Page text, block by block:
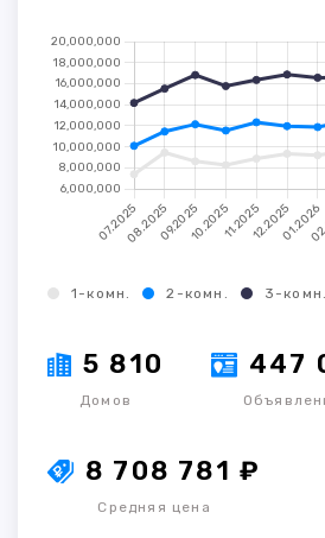
1-комн. 2-комн. 3-комн.
5 810
Домов
447
8 708 781 ₽
Средняя цена